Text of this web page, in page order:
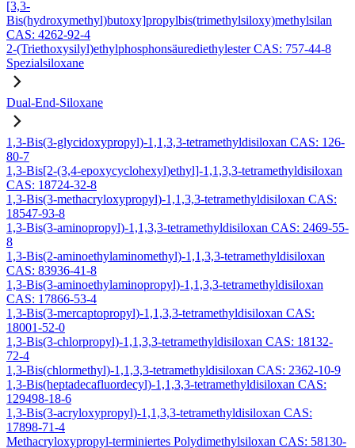
[3,3-
Bis(hydroxymethyl)butoxy]propylbis(trimethylsiloxy)methylsilan
CAS: 4262-92-4
2-(Triethoxysilyl)ethylphosphonsäurediethylester CAS: 757-44-8
Spezialsiloxane
Dual-End-Siloxane
1,3-Bis(3-glycidoxypropyl)-1,1,3,3-tetramethyldisiloxan CAS: 126-
80-7
1,3-Bis[2-(3,4-epoxycyclohexyl)ethyl]-1,1,3,3-tetramethyldisiloxan
CAS: 18724-32-8
1,3-Bis(3-methacryloxypropyl)-1,1,3,3-tetramethyldisiloxan CAS:
18547-93-8
1,3-Bis(3-aminopropyl)-1,1,3,3-tetramethyldisiloxan CAS: 2469-55-
8
1,3-Bis(2-aminoethylaminomethyl)-1,1,3,3-tetramethyldisiloxan
CAS: 83936-41-8
1,3-Bis(3-aminoethylaminopropyl)-1,1,3,3-tetramethyldisiloxan
CAS: 17866-53-4
1,3-Bis(3-mercaptopropyl)-1,1,3,3-tetramethyldisiloxan CAS:
18001-52-0
1,3-Bis(3-chlorpropyl)-1,1,3,3-tetramethyldisiloxan CAS: 18132-
72-4
1,3-Bis(chlormethyl)-1,1,3,3-tetramethyldisiloxan CAS: 2362-10-9
1,3-Bis(heptadecafluordecyl)-1,1,3,3-tetramethyldisiloxan CAS:
129498-18-6
1,3-Bis(3-acryloxypropyl)-1,1,3,3-tetramethyldisiloxan CAS:
17898-71-4
Methacryloxypropyl-terminiertes Polydimethylsiloxan CAS: 58130-